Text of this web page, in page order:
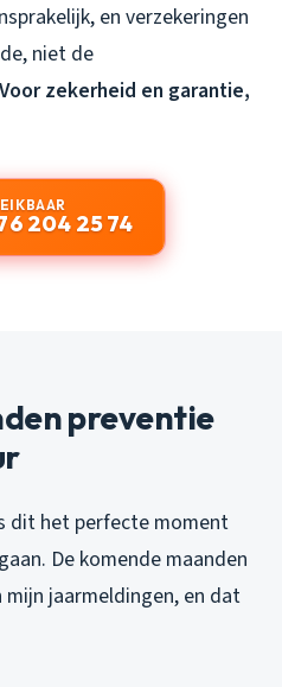
en verzekeringen
niet de
Voor zekerheid en garantie,
204 25 74
preventie
dit het perfecte moment
De komende maanden
jaarmeldingen, en dat